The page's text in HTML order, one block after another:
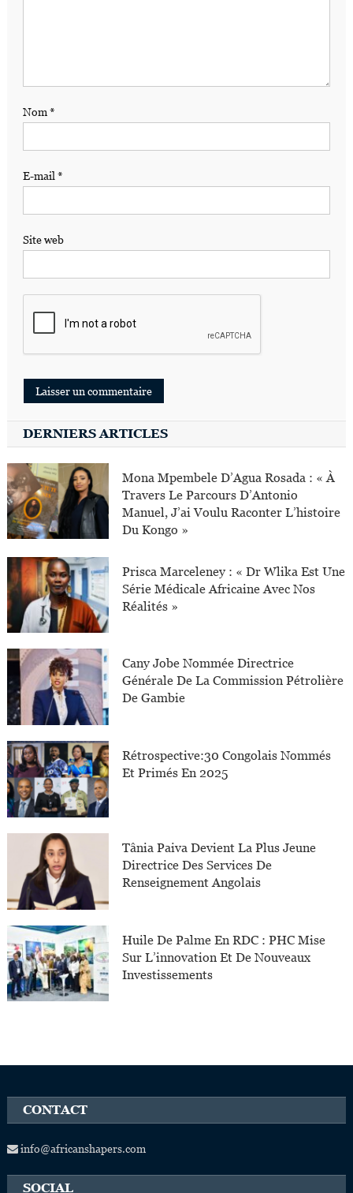
Nom*
E-mail *
Site web
DERNIERS ARTICLES
Mona Mpembele D’Agua Rosada : « À
Travers Le Parcours D’Antonio
Manuel, J’ai Voulu Raconter L’histoire
Du Kongo »
Prisca Marceleney : « Dr Wlika Est Une
Série Médicale Africaine Avec Nos
Réalités »
Cany Jobe Nommée Directrice
Générale De La Commission Pétrolière
De Gambie
Rétrospective:30 Congolais Nommés
Et Primés En 2025
Tânia Paiva Devient La Plus Jeune
Directrice Des Services De
Renseignement Angolais
Huile De Palme En RDC : PHC Mise
Sur L’innovation Et De Nouveaux
Investissements
CONTACT
info@africanshapers.com
SOCIAL